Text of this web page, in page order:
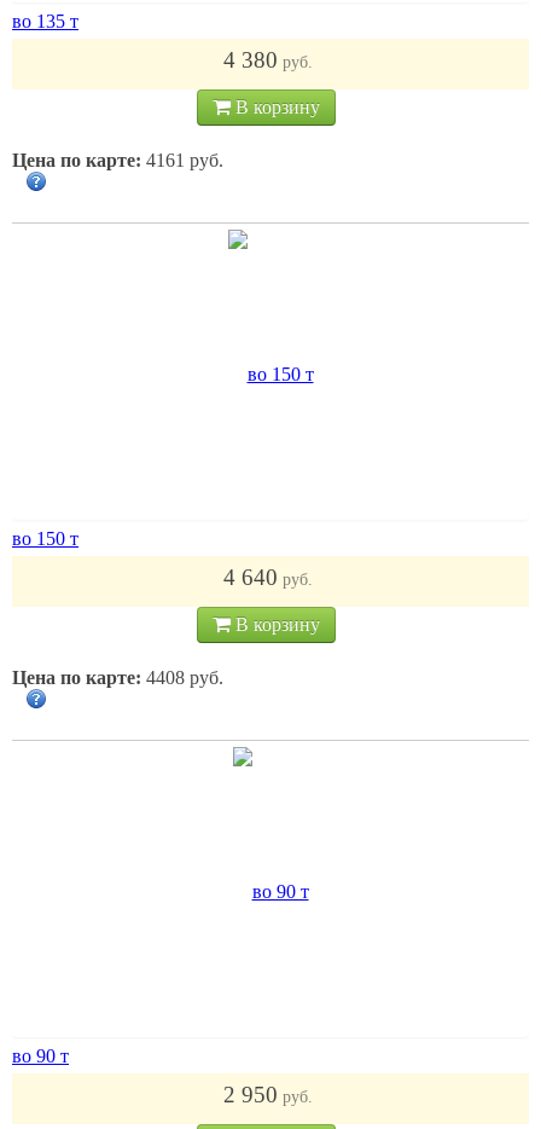
во 135 т
4 380 руб.
В корзину
Цена по карте: 4161 руб.
во 150 т
4 640 руб.
В корзину
Цена по карте: 4408 руб.
во 90 т
2 950 руб.